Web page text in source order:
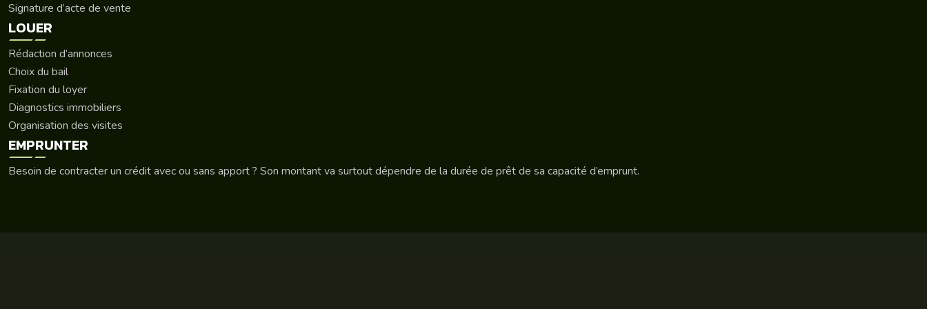
Signature d’acte de vente
LOUER
Rédaction d’annonces
Choix du bail
Fixation du loyer
Diagnostics immobiliers
Organisation des visites
EMPRUNTER
Besoin de contracter un crédit avec ou sans apport ? Son montant va surtout dépendre de la durée de prêt de sa capacité d’emprunt.